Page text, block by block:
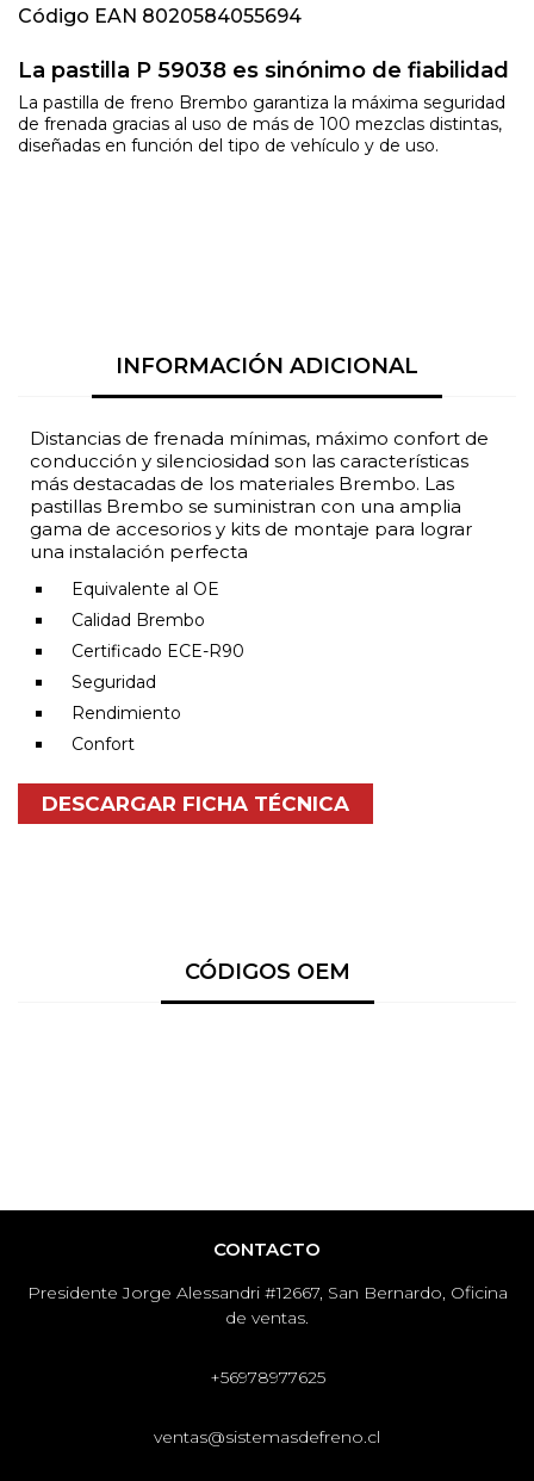
Código EAN 8020584055694
La pastilla P 59038 es sinónimo de fiabilidad
La pastilla de freno Brembo garantiza la máxima seguridad
de frenada gracias al uso de más de 100 mezclas distintas,
diseñadas en función del tipo de vehículo y de uso.
INFORMACIÓN ADICIONAL
Distancias de frenada mínimas, máximo confort de
conducción y silenciosidad son las características
más destacadas de los materiales Brembo. Las
pastillas Brembo se suministran con una amplia
gama de accesorios y kits de montaje para lograr
una instalación perfecta
Equivalente al OE
Calidad Brembo
Certificado ECE-R90
Seguridad
Rendimiento
Confort
DESCARGAR FICHA TÉCNICA
CÓDIGOS OEM
CONTACTO
Presidente Jorge Alessandri #12667, San Bernardo, Oficina
de ventas.
+56978977625
ventas@sistemasdefreno.cl